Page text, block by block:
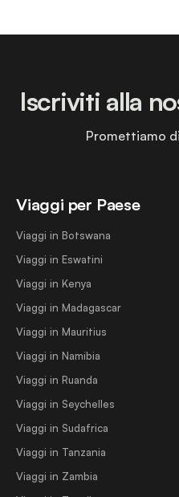
Viaggi per Paese
Viaggi in Botswana
Viaggi in Eswatini
Viaggi in Kenya
Viaggi in Madagascar
Viaggi in Mauritius
Viaggi in Namibia
Viaggi in Ruanda
Viaggi in Seychelles
Viaggi in Sudafrica
Viaggi in Tanzania
Viaggi in Zambia
Iscriviti alla
Promettiamo